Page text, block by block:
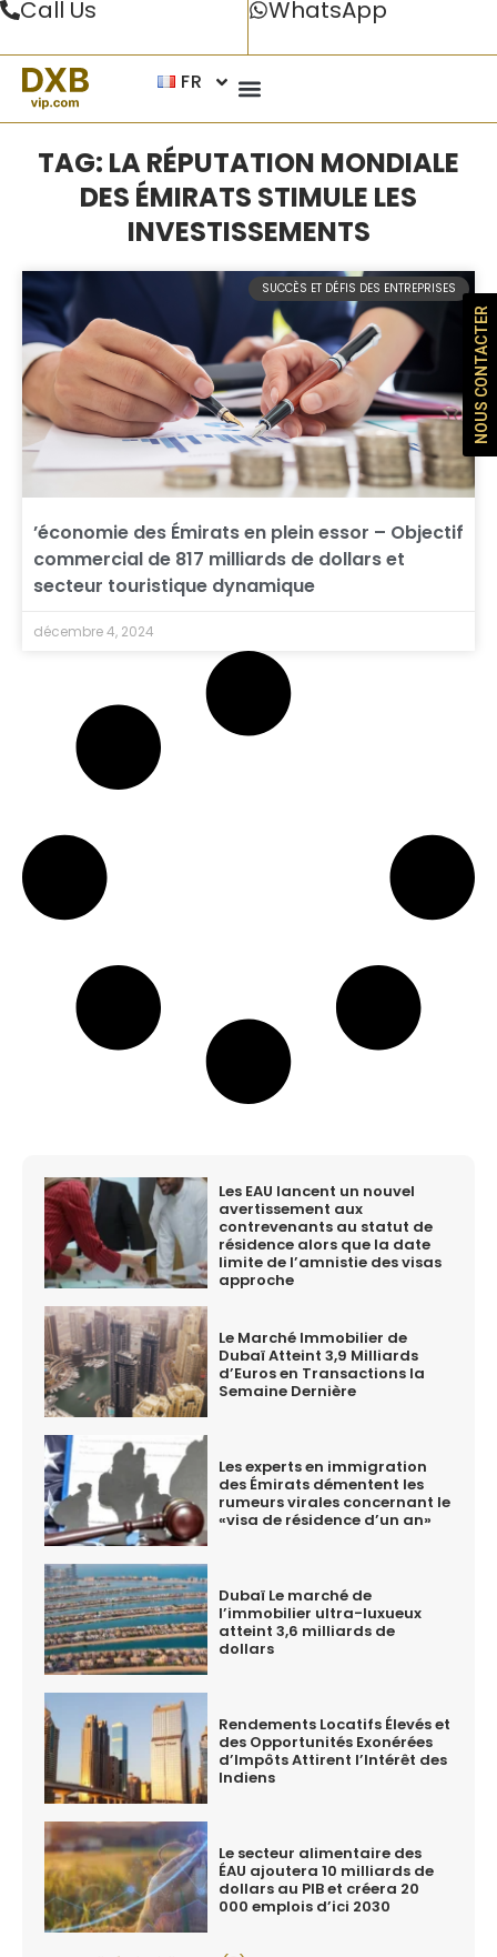
Call Us WhatsApp
FR
TAG: LA RÉPUTATION MONDIALE
DES ÉMIRATS STIMULE LES
INVESTISSEMENTS
SUCCÈS ET DÉFIS DES ENTREPRISES
’économie des Émirats en plein essor – Objectif
commercial de 817 milliards de dollars et
secteur touristique dynamique
décembre 4, 2024
Les EAU lancent un nouvel
avertissement aux
contrevenants au statut de
résidence alors que la date
limite de l’amnistie des visas
approche
Le Marché Immobilier de
Dubaï Atteint 3,9 Milliards
d’Euros en Transactions la
Semaine Dernière
Les experts en immigration
des Émirats démentent les
rumeurs virales concernant le
«visa de résidence d’un an»
Dubaï Le marché de
l’immobilier ultra-luxueux
atteint 3,6 milliards de
dollars
Rendements Locatifs Élevés et
des Opportunités Exonérées
d’Impôts Attirent l’Intérêt des
Indiens
Le secteur alimentaire des
ÉAU ajoutera 10 milliards de
dollars au PIB et créera 20
000 emplois d’ici 2030
NOUS CONTACTER